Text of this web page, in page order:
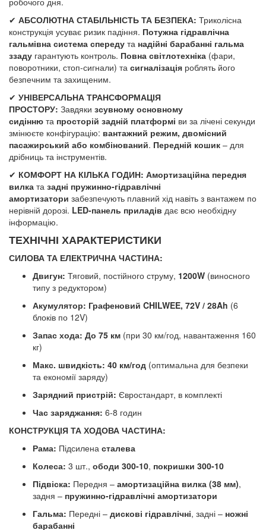
✔ АБСОЛЮТНА СТАБІЛЬНІСТЬ ТА БЕЗПЕКА: Триколісна
конструкція усуває ризик падіння. Потужна гідравлічна
гальмівна система спереду та надійні барабанні гальма
ззаду гарантують контроль. Повна світлотехніка (фари,
поворотники, стоп-сигнали) та сигналізація роблять його
безпечним та захищеним.
✔ УНІВЕРСАЛЬНА ТРАНСФОРМАЦІЯ
ПРОСТОРУ: Завдяки зсувному основному
сидінню та просторій задній платформі ви за лічені секунди
змінюєте конфігурацію: вантажний режим, двомісний
пасажирський або комбінований. Передній кошик – для
дрібниць та інструментів.
✔ КОМФОРТ НА КІЛЬКА ГОДИН: Амортизаційна передня
вилка та задні пружинно-гідравлічні
амортизатори забезпечують плавний хід навіть з вантажем по
нерівній дорозі. LED-панель приладів дає всю необхідну
інформацію.
ТЕХНІЧНІ ХАРАКТЕРИСТИКИ
СИЛОВА ТА ЕЛЕКТРИЧНА ЧАСТИНА:
Двигун: Тяговий, постійного струму, 1200W (виносного
типу з редуктором)
Акумулятор: Графеновий CHILWEE, 72V / 28Ah (6
блоків по 12V)
Запас хода: До 75 км (при 30 км/год, навантаження 160
кг)
Макс. швидкість: 40 км/год (оптимальна для безпеки
та економії заряду)
Зарядний пристрій: Євростандарт, в комплекті
Час заряджання: 6-8 годин
КОНСТРУКЦІЯ ТА ХОДОВА ЧАСТИНА:
Рама: Підсилена сталева
Колеса: 3 шт., ободи 300-10, покришки 300-10
Підвіска: Передня – амортизаційна вилка (38 мм),
задня – пружинно-гідравлічні амортизатори
Гальма: Передні – дискові гідравлічні, задні – ножні
барабанні